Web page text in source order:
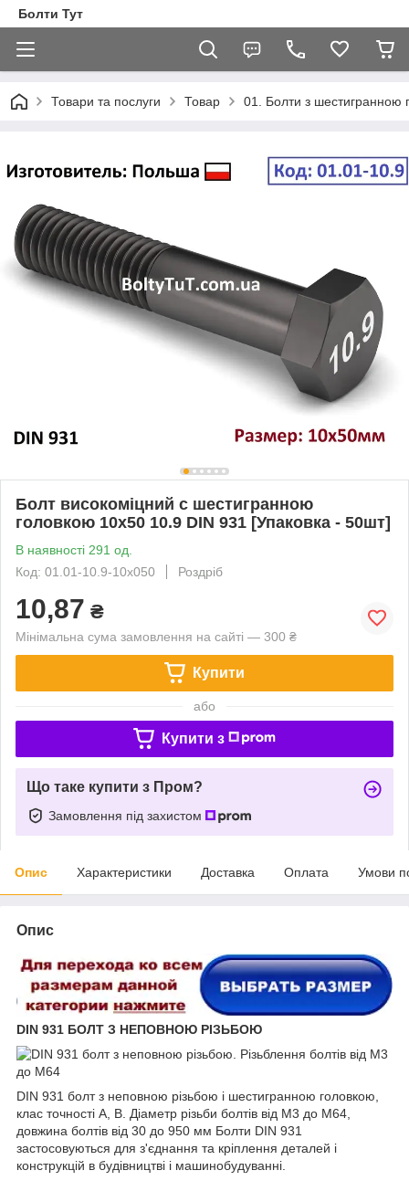
Болти Тут
Товари та послуги Товар 01. Болти з шестигранною
Болт високоміцний c шестигранною
головкою 10х50 10.9 DIN 931 [Упаковка - 50шт]
В наявності 291 од.
Код: 01.01-10.9-10х050
Роздріб
10,87 ₴
Мінімальна сума замовлення на сайті — 300 ₴
Купити
або
Купити з
Що таке купити з Пром?
Замовлення під захистом
Опис Характеристики Доставка Оплата Умови
Опис
DIN 931 БОЛТ З НЕПОВНОЮ РІЗЬБОЮ
DIN 931 болт з неповною різьбою і шестигранною головкою,
клас точності A, B. Діаметр різьби болтів від М3 до М64,
довжина болтів від 30 до 950 мм Болти DIN 931
застосовуються для з'єднання та кріплення деталей і
конструкцій в будівництві і машинобудуванні.